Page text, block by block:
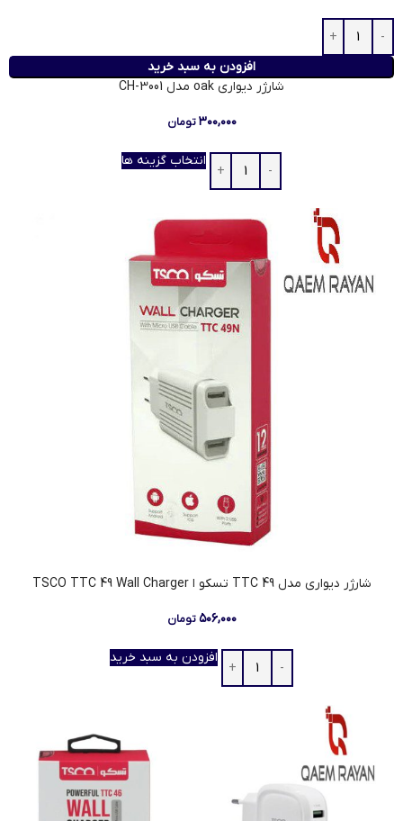
افزودن به سبد خرید
شارژر دیواری oak مدل CH-3001
۳۰۰,۰۰۰ تومان
انتخاب گزینه ها
شارژر دیواری مدل TTC 49 تسکو ا TSCO TTC 49 Wall Charger
۵۰۶,۰۰۰ تومان
افزودن به سبد خرید